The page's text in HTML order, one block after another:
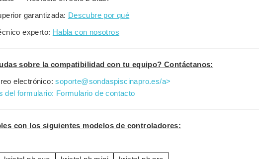
garantizada: Descubre por qué
experto: Habla con nosotros
sobre la compatibilidad con tu equipo? Contáctanos:
electrónico:soporte@sondaspiscinapro.es/a>
del formulario: Formulario de contacto
con los siguientes modelos de controladores: